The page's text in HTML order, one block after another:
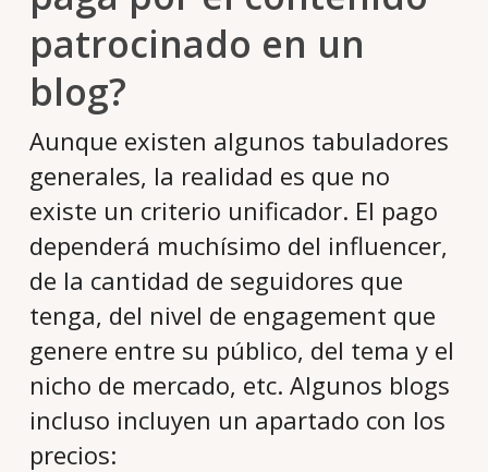
patrocinado en un
blog?
Aunque existen algunos tabuladores
generales, la realidad es que no
existe un criterio unificador. El pago
dependerá muchísimo del influencer,
de la cantidad de seguidores que
tenga, del nivel de engagement que
genere entre su público, del tema y el
nicho de mercado, etc. Algunos blogs
incluso incluyen un apartado con los
precios: